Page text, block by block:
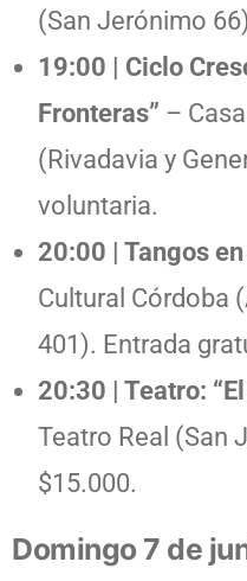
(San Jerónimo
19:00 | Ciclo
Fronteras” –
(Rivadavia y
voluntaria.
20:00 | Tangos
Cultural Córdoba
401). Entrada
20:30 | Teatro:
Teatro Real (San
$15.000.
Domingo 7 de